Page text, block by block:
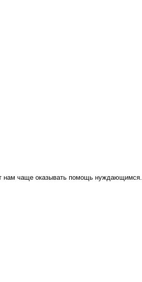
нам чаще оказывать помощь нуждающимся.